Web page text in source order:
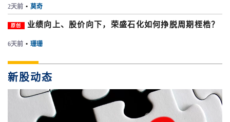
2天前 • 莫奇
原创 业绩向上、股价向下，荣盛石化如何挣脱周期桎梏？
6天前 • 珊珊
新股动态